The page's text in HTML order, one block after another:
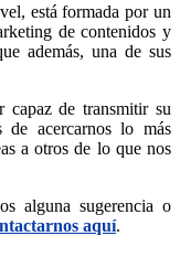
está formada por un
de contenidos y
además, una de sus
capaz de transmitir su
de acercarnos lo más
a otros de lo que nos
alguna sugerencia o
aquí.